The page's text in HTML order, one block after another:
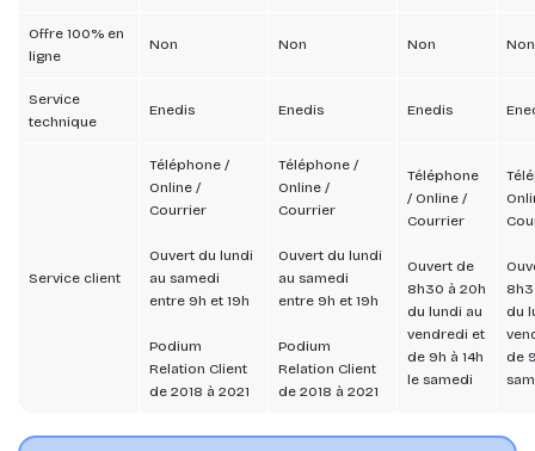
Offre 100% en
ligne
Non Non Non Non
Service
technique
Enedis Enedis Enedis
Service client
Téléphone /
Online /
Courrier
Ouvert du lundi
au samedi
entre 9h et 19h
Podium
Relation Client
de 2018 à 2021
Téléphone /
Online /
Courrier
Ouvert du lundi
au samedi
entre 9h et 19h
Podium
Relation Client
de 2018 à 2021
Téléphone
/ Online /
Courrier
Ouvert de
8h30 à 20h
du lundi au
vendredi et
de 9h à 14h
le samedi
du
de